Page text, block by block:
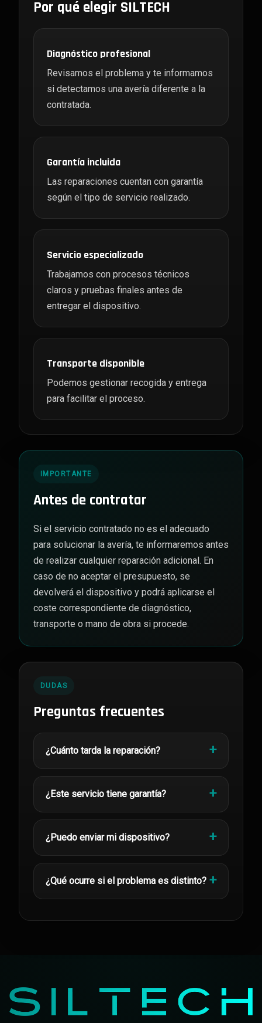
Por qué elegir SILTECH
Diagnóstico profesional
Revisamos el problema y te informamos
si detectamos una avería diferente a la
contratada.
Garantía incluida
Las reparaciones cuentan con garantía
según el tipo de servicio realizado.
Servicio especializado
Trabajamos con procesos técnicos
claros y pruebas finales antes de
entregar el dispositivo.
Transporte disponible
Podemos gestionar recogida y entrega
para facilitar el proceso.
IMPORTANTE
Antes de contratar
Si el servicio contratado no es el adecuado
para solucionar la avería, te informaremos antes
de realizar cualquier reparación adicional. En
caso de no aceptar el presupuesto, se
devolverá el dispositivo y podrá aplicarse el
coste correspondiente de diagnóstico,
transporte o mano de obra si procede.
DUDAS
Preguntas frecuentes
¿Cuánto tarda la reparación?
¿Este servicio tiene garantía?
¿Puedo enviar mi dispositivo?
¿Qué ocurre si el problema es distinto?